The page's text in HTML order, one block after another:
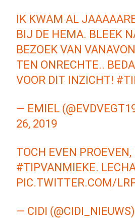
IK KWAM AL
BIJ DE HEMA. BLEEK
BEZOEK VAN
TEN ONRECHTE..
VOOR DIT INZICHT!
— EMIEL
26, 2019
TOCH EVEN PROEVEN,
#TIPVANMIEKE.
PIC.TWITTER.COM/
— CIDI (@CIDI_NIEUWS)